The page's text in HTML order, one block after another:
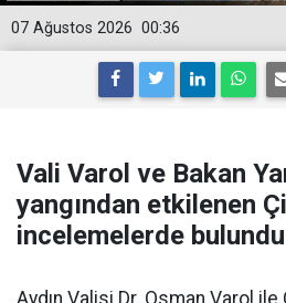
00:36
07 Ağustos 2026
Vali Varol ve Bakan
yangından etkilenen
incelemelerde bulundu
Aydın Valisi Dr. Osman Varol